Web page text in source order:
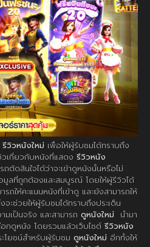
รีวิวหนังใหม่ เพื่อให้ผู้รับชมได้ทราบถึง
วเกี่ยวกับหนังที่แสดง รีวิวหนัง
ตัดสินใจได้ว่าจะเข้าดูหนังนั้นหรือไม่
มูลที่ถูกต้องและสมบูรณ์ โดยให้ผู้รีวิวได้
ถให้คะแนนหนังที่เข้าดู และยังสามารถให้
ะช่วยให้ผู้รับชมได้ทราบถึงประเด็น
เป็นจริง และสามารถ ดูหนังใหม่ นำมา
อกดูหนัง โดยรวมแล้วเว็บไซต์ รีวิวหนัง
โยชน์สำหรับผู้รับชม ดูหนังใหม่ อีกทั้งให้